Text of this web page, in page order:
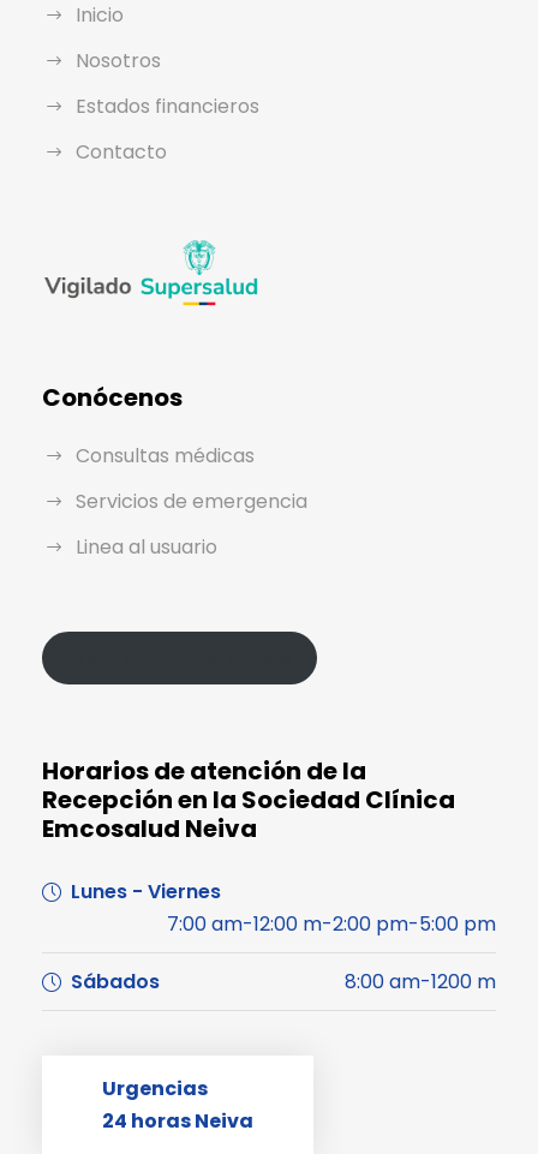
Inicio
Nosotros
Estados financieros
Contacto
Conócenos
Consultas médicas
Servicios de emergencia
Linea al usuario
Horarios de atención de la
Recepción en la Sociedad Clínica
Emcosalud Neiva
Lunes - Viernes
7:00 am-12:00 m-2:00 pm-5:00 pm
Sábados 8:00 am-1200 m
Urgencias
24 horas Neiva